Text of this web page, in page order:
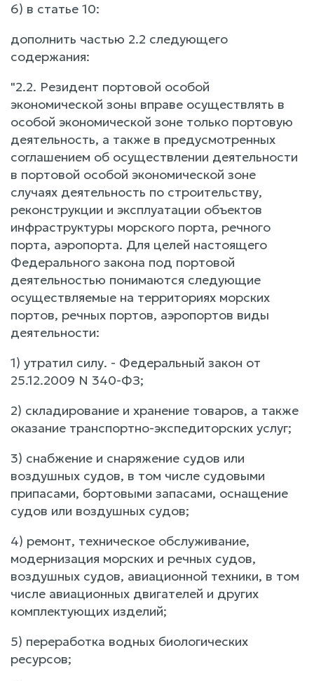
6) в статье 10:
дополнить частью 2.2 следующего
содержания:
"2.2. Резидент портовой особой
экономической зоны вправе осуществлять в
особой экономической зоне только портовую
деятельность, а также в предусмотренных
соглашением об осуществлении деятельности
в портовой особой экономической зоне
случаях деятельность по строительству,
реконструкции и эксплуатации объектов
инфраструктуры морского порта, речного
порта, аэропорта. Для целей настоящего
Федерального закона под портовой
деятельностью понимаются следующие
осуществляемые на территориях морских
портов, речных портов, аэропортов виды
деятельности:
1) утратил силу. - Федеральный закон от
25.12.2009 N 340-ФЗ;
2) складирование и хранение товаров, а также
оказание транспортно-экспедиторских услуг;
3) снабжение и снаряжение судов или
воздушных судов, в том числе судовыми
припасами, бортовыми запасами, оснащение
судов или воздушных судов;
4) ремонт, техническое обслуживание,
модернизация морских и речных судов,
воздушных судов, авиационной техники, в том
числе авиационных двигателей и других
комплектующих изделий;
5) переработка водных биологических
ресурсов;